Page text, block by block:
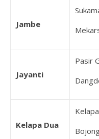
Jambe
Jayanti
Pasir
Kelapa Dua